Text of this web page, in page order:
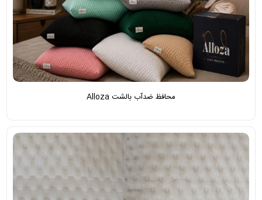
محافظ ضدآب بالشت Alloza